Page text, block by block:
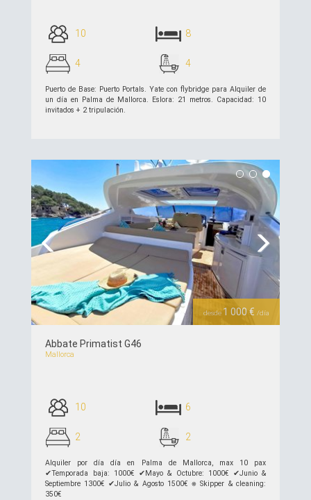
10 8
4 4
Puerto de Base: Puerto Portals. Yate con flybridge para Alquiler de
un día en Palma de Mallorca. Eslora: 21 metros. Capacidad: 10
invitados + 2 tripulación.
ver detalles >>
desde 1 000 € /día
Abbate Primatist G46
Mallorca
10 6
2 2
Alquiler por día día en Palma de Mallorca, max 10 pax
✔︎Temporada baja: 1000€ ✔︎Mayo & Octubre: 1000€ ✔︎Junio &
Septiembre 1300€ ✔︎Julio & Agosto 1500€ ⎈ Skipper & cleaning:
350€